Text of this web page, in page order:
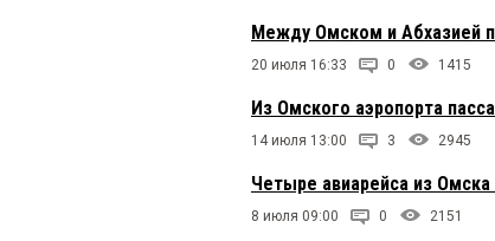
Между Омском и Абхазией
20 июля 16:33 0 1415
Из Омского аэропорта
14 июля 13:00 3 2945
Четыре авиарейса из
8 июля 09:00 0 2151